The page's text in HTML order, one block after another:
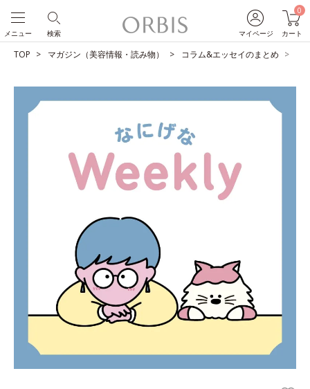
マイページ
0
カート
検索
メニュー
TOP マガジン（美容情報・読み物） コラム&エッセイのまとめ